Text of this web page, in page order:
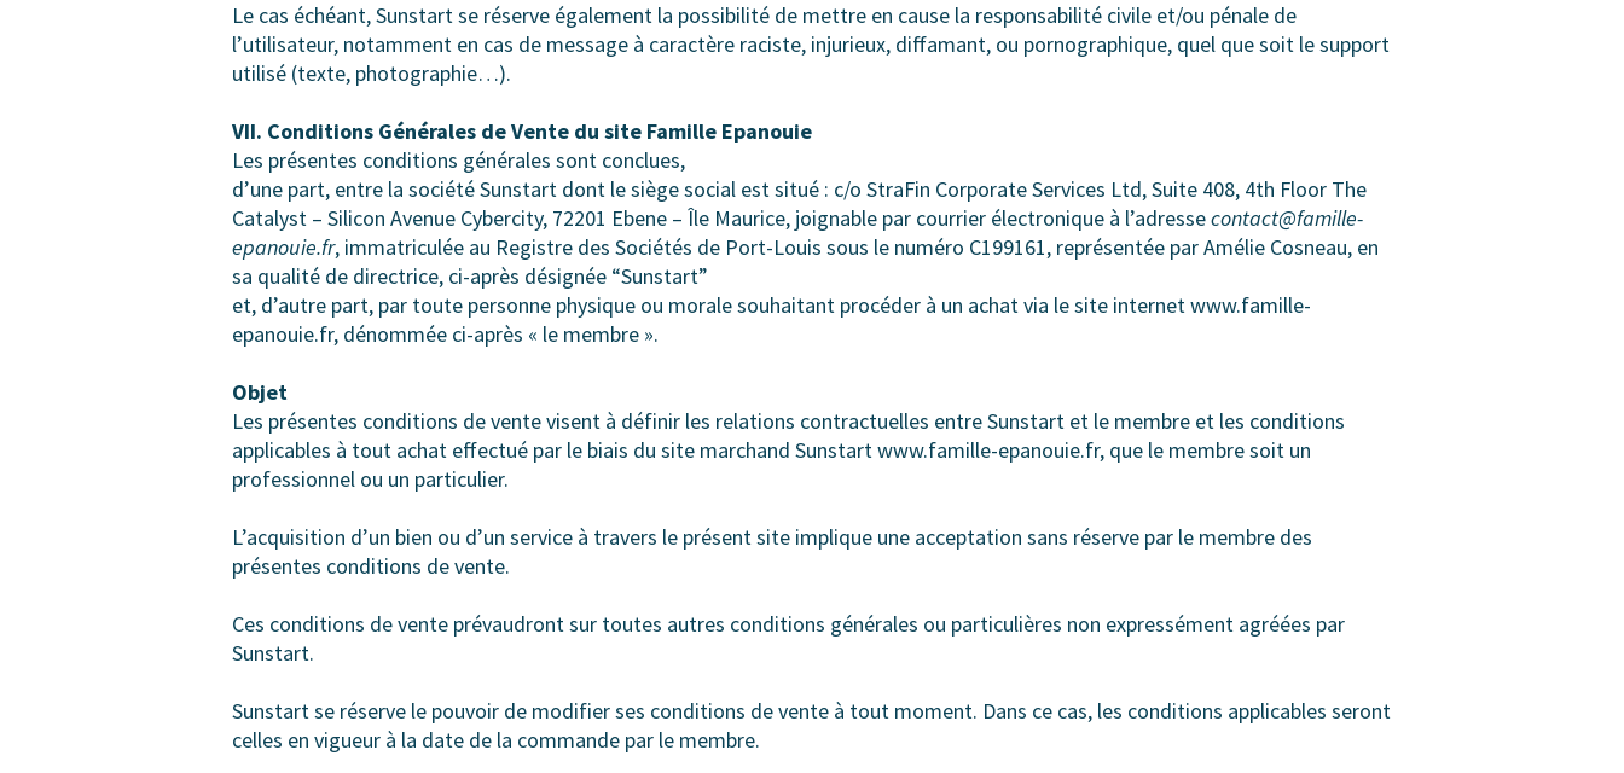
Le cas échéant, Sunstart se réserve également la possibilité de mettre en cause la responsabilité civile et/ou pénale de
l’utilisateur, notamment en cas de message à caractère raciste, injurieux, diffamant, ou pornographique, quel que soit le support
utilisé (texte, photographie…).
VII. Conditions Générales de Vente du site Famille Epanouie
Les présentes conditions générales sont conclues,
d’une part, entre la société Sunstart dont le siège social est situé : c/o StraFin Corporate Services Ltd, Suite 408, 4th Floor The
Catalyst – Silicon Avenue Cybercity, 72201 Ebene – Île Maurice, joignable par courrier électronique à l’adressecontact@famille-
epanouie.fr, immatriculée au Registre des Sociétés de Port-Louis sous le numéro C199161, représentée par Amélie Cosneau, en
sa qualité de directrice, ci-après désignée “Sunstart”
et, d’autre part, par toute personne physique ou morale souhaitant procéder à un achat via le site internet www.famille-
epanouie.fr, dénommée ci-après « le membre ».
Objet
Les présentes conditions de vente visent à définir les relations contractuelles entre Sunstart et le membre et les conditions
applicables à tout achat effectué par le biais du site marchand Sunstart www.famille-epanouie.fr, que le membre soit un
professionnel ou un particulier.
L’acquisition d’un bien ou d’un service à travers le présent site implique une acceptation sans réserve par le membre des
présentes conditions de vente.
Ces conditions de vente prévaudront sur toutes autres conditions générales ou particulières non expressément agréées par
Sunstart.
Sunstart se réserve le pouvoir de modifier ses conditions de vente à tout moment. Dans ce cas, les conditions applicables seront
celles en vigueur à la date de la commande par le membre.